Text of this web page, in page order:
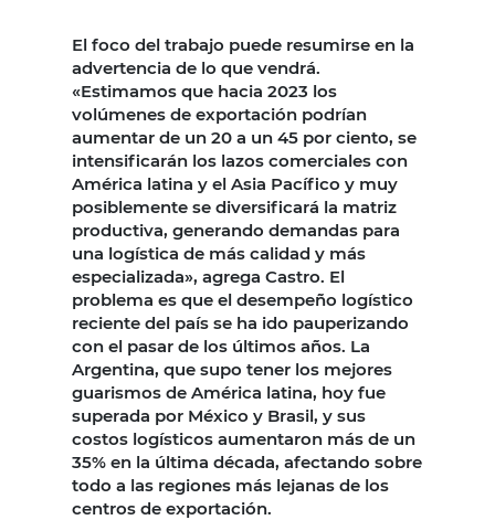
El foco del trabajo puede resumirse en la
advertencia de lo que vendrá.
«Estimamos que hacia 2023 los
volúmenes de exportación podrían
aumentar de un 20 a un 45 por ciento, se
intensificarán los lazos comerciales con
América latina y el Asia Pacífico y muy
posiblemente se diversificará la matriz
productiva, generando demandas para
una logística de más calidad y más
especializada», agrega Castro. El
problema es que el desempeño logístico
reciente del país se ha ido pauperizando
con el pasar de los últimos años. La
Argentina, que supo tener los mejores
guarismos de América latina, hoy fue
superada por México y Brasil, y sus
costos logísticos aumentaron más de un
35% en la última década, afectando sobre
todo a las regiones más lejanas de los
centros de exportación.